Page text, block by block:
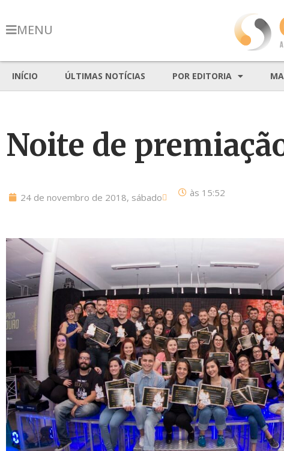
MENU
INÍCIO ÚLTIMAS NOTÍCIAS POR EDITORIA
Noite de
24 de novembro de 2018, sábado às 15:52